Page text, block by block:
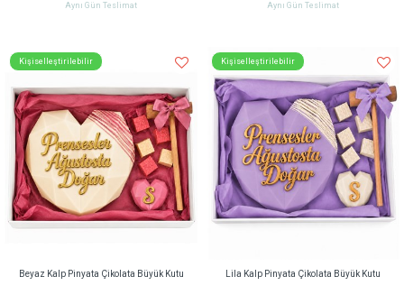
Aynı Gün Teslimat
Aynı Gün Teslimat
Kişiselleştirilebilir
Beyaz Kalp Pinyata Çikolata Büyük Kutu
Kişiselleştirilebilir
Lila Kalp Pinyata Çikolata Büyük Kutu